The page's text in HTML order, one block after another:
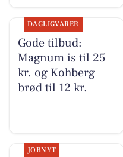
DAGLIGVARER
Gode tilbud:
Magnum is til 25
kr. og Kohberg
brød til 12 kr.
JOBNYT